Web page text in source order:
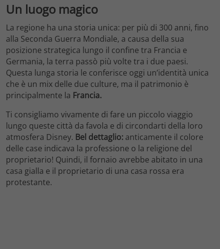
Un luogo magico
La regione ha una storia unica: per più di 300 anni, fino
alla Seconda Guerra Mondiale, a causa della sua
posizione strategica lungo il confine tra Francia e
Germania, la terra passò più volte tra i due paesi.
Questa lunga storia le conferisce oggi un’identità unica
che è un mix delle due culture, ma il patrimonio è
principalmente la Francia.
Ti consigliamo vivamente di fare un piccolo viaggio
lungo queste città da favola e di circondarti della loro
atmosfera Disney. Bel dettaglio: anticamente il colore
delle case indicava la professione o la religione del
proprietario! Quindi, il fornaio avrebbe abitato in una
casa gialla e il proprietario di una casa rossa era
protestante.